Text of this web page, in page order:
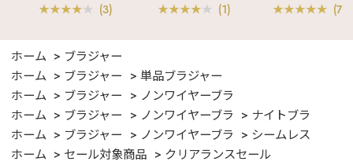
(3) (1)
ホーム
ブラジャー
ホーム
ブラジャー
単品ブラジャー
ホーム
ブラジャー
ノンワイヤーブラ
ホーム
ブラジャー ノンワイヤーブラ
ナイトブラ
ホーム
ブラジャー ノンワイヤーブラ
シームレス
ホーム
セール対象商品
クリアランスセール